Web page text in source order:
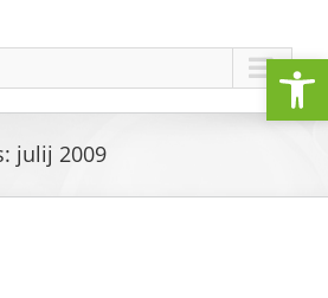
julij 2009